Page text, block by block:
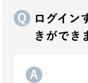
ログイン
きができ